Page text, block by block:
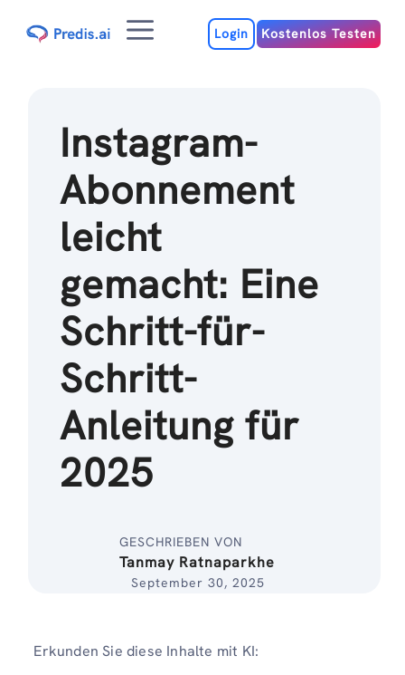
Inhalt
MenuLogin Kostenlos Testen
Instagram-
Abonnement
leicht
gemacht: Eine
Schritt-für-
Schritt-
Anleitung für
2025
GESCHRIEBEN VON
Tanmay Ratnaparkhe
September 30, 2025
Erkunden Sie diese Inhalte mit KI: